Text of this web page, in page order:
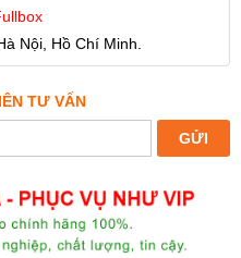
Nội, Hồ Chí Minh.
TƯ VẤN